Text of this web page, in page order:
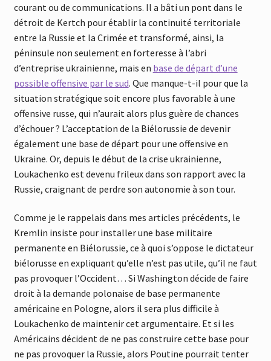
courant ou de communications. Il a bâti un pont dans le
détroit de Kertch pour établir la continuité territoriale
entre la Russie et la Crimée et transformé, ainsi, la
péninsule non seulement en forteresse à l’abri
d’entreprise ukrainienne, mais en base de départ d’une
possible offensive par le sud. Que manque-t-il pour que la
situation stratégique soit encore plus favorable à une
offensive russe, qui n’aurait alors plus guère de chances
d’échouer ? L’acceptation de la Biélorussie de devenir
également une base de départ pour une offensive en
Ukraine. Or, depuis le début de la crise ukrainienne,
Loukachenko est devenu frileux dans son rapport avec la
Russie, craignant de perdre son autonomie à son tour.
Comme je le rappelais dans mes articles précédents, le
Kremlin insiste pour installer une base militaire
permanente en Biélorussie, ce à quoi s’oppose le dictateur
biélorusse en expliquant qu’elle n’est pas utile, qu’il ne faut
pas provoquer l’Occident… Si Washington décide de faire
droit à la demande polonaise de base permanente
américaine en Pologne, alors il sera plus difficile à
Loukachenko de maintenir cet argumentaire. Et si les
Américains décident de ne pas construire cette base pour
ne pas provoquer la Russie, alors Poutine pourrait tenter